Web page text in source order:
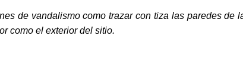
de vandalismo como trazar con tiza las paredes de
como el exterior del sitio.